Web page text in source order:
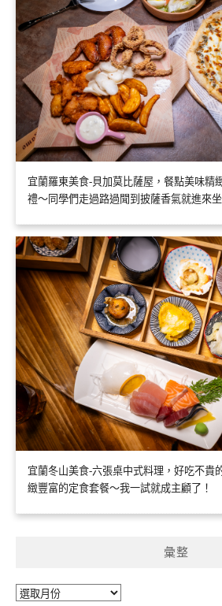
宜蘭羅東美食-貝加莫比薩屋，餐點美味精
禮～同學們走過路過聞到披薩香氣就進來
宜蘭冬山美食-六張桌中式料理，好吃不貴
緻豐富的定食套餐～我一試就成主顧了！
彙整
彙